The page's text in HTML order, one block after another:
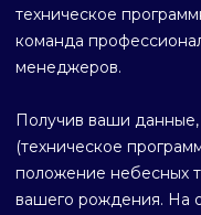
техническое
команда
менеджеров.
Получив ваши
(техническое
положение небесных
вашего рождения. На